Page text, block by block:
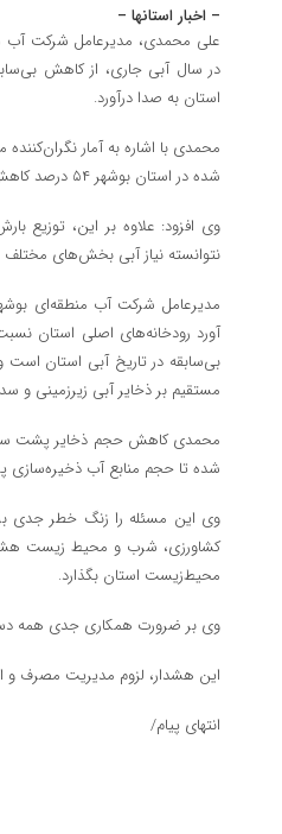
– اخبار استانها –
علی محمدی، مدیرعامل شرکت آب
در سال آبی جاری، از کاهش
استان به صدا درآورد.
محمدی با اشاره به آمار
شده در استان بوشهر ۵۴ درصد کاهش داشته است.
وی افزود: علاوه بر این، توزیع
نتوانسته نیاز آبی بخش‌های مختلف
مدیرعامل شرکت آب منطقه‌ای
بی‌سابقه در تاریخ آبی استان
مستقیم بر ذخایر آبی زیرزمینی و
محمدی کاهش حجم ذخایر پشت
شده تا حجم منابع آب
وی این مسئله را زنگ خطر جدی
کشاورزی، شرب و محیط زیست
محیط‌زیست استان بگذارد.
وی بر ضرورت همکاری جدی همه
این هشدار، لزوم مدیریت مصرف و
انتهای پیام/